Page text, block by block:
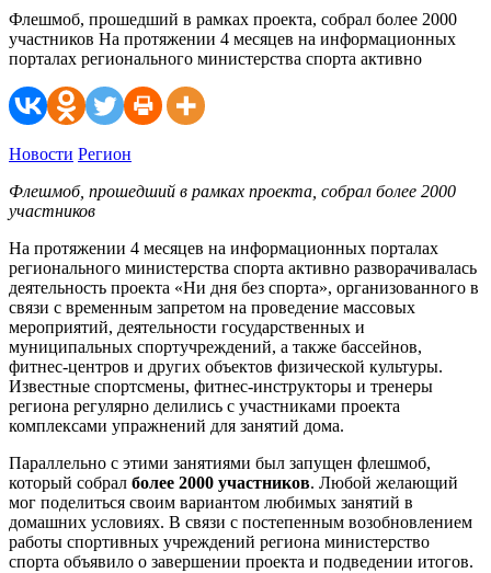
Флешмоб, прошедший в рамках проекта, собрал более 2000
участников На протяжении 4 месяцев на информационных
порталах регионального министерства спорта активно
Новости Регион
Флешмоб, прошедший в рамках проекта, собрал более 2000
участников
На протяжении 4 месяцев на информационных порталах
регионального министерства спорта активно разворачивалась
деятельность проекта «Ни дня без спорта», организованного в
связи с временным запретом на проведение массовых
мероприятий, деятельности государственных и
муниципальных спортучреждений, а также бассейнов,
фитнес-центров и других объектов физической культуры.
Известные спортсмены, фитнес-инструкторы и тренеры
региона регулярно делились с участниками проекта
комплексами упражнений для занятий дома.
Параллельно с этими занятиями был запущен флешмоб,
который собрал более 2000 участников. Любой желающий
мог поделиться своим вариантом любимых занятий в
домашних условиях. В связи с постепенным возобновлением
работы спортивных учреждений региона министерство
спорта объявило о завершении проекта и подведении итогов.